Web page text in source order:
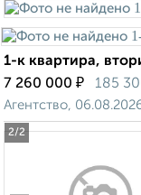
2/2
1-к квартира,
7 260 000 ₽ 185
Агентство,